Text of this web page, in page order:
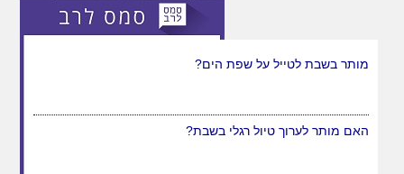
מותר בשבת לטייל על שפת הים?
האם מותר לערוך טיול רגלי בשבת?